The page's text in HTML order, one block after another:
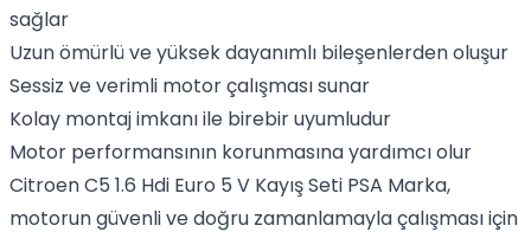
sağlar
Uzun ömürlü ve yüksek dayanımlı bileşenlerden oluşur
Sessiz ve verimli motor çalışması sunar
Kolay montaj imkanı ile birebir uyumludur
Motor performansının korunmasına yardımcı olur
Citroen C5 1.6 Hdi Euro 5 V Kayış Seti PSA Marka,
motorun güvenli ve doğru zamanlamayla çalışması için